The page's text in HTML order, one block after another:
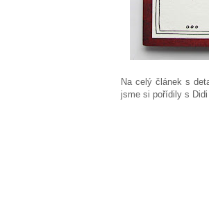
Na celý článek s
jsme si pořídily s